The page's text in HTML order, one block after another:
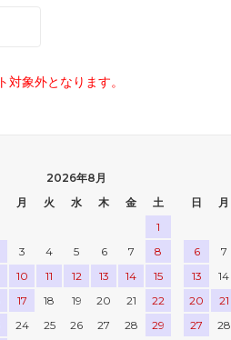
象外となります。
2026年8月
月 火 水 木 金
土
1
3 4 5 6 7
8
10 11 12 13 14
15
17 18 19 20 21
22
24 25 26 27 28
29
日
月
6
7
13
14
20
21
27
28